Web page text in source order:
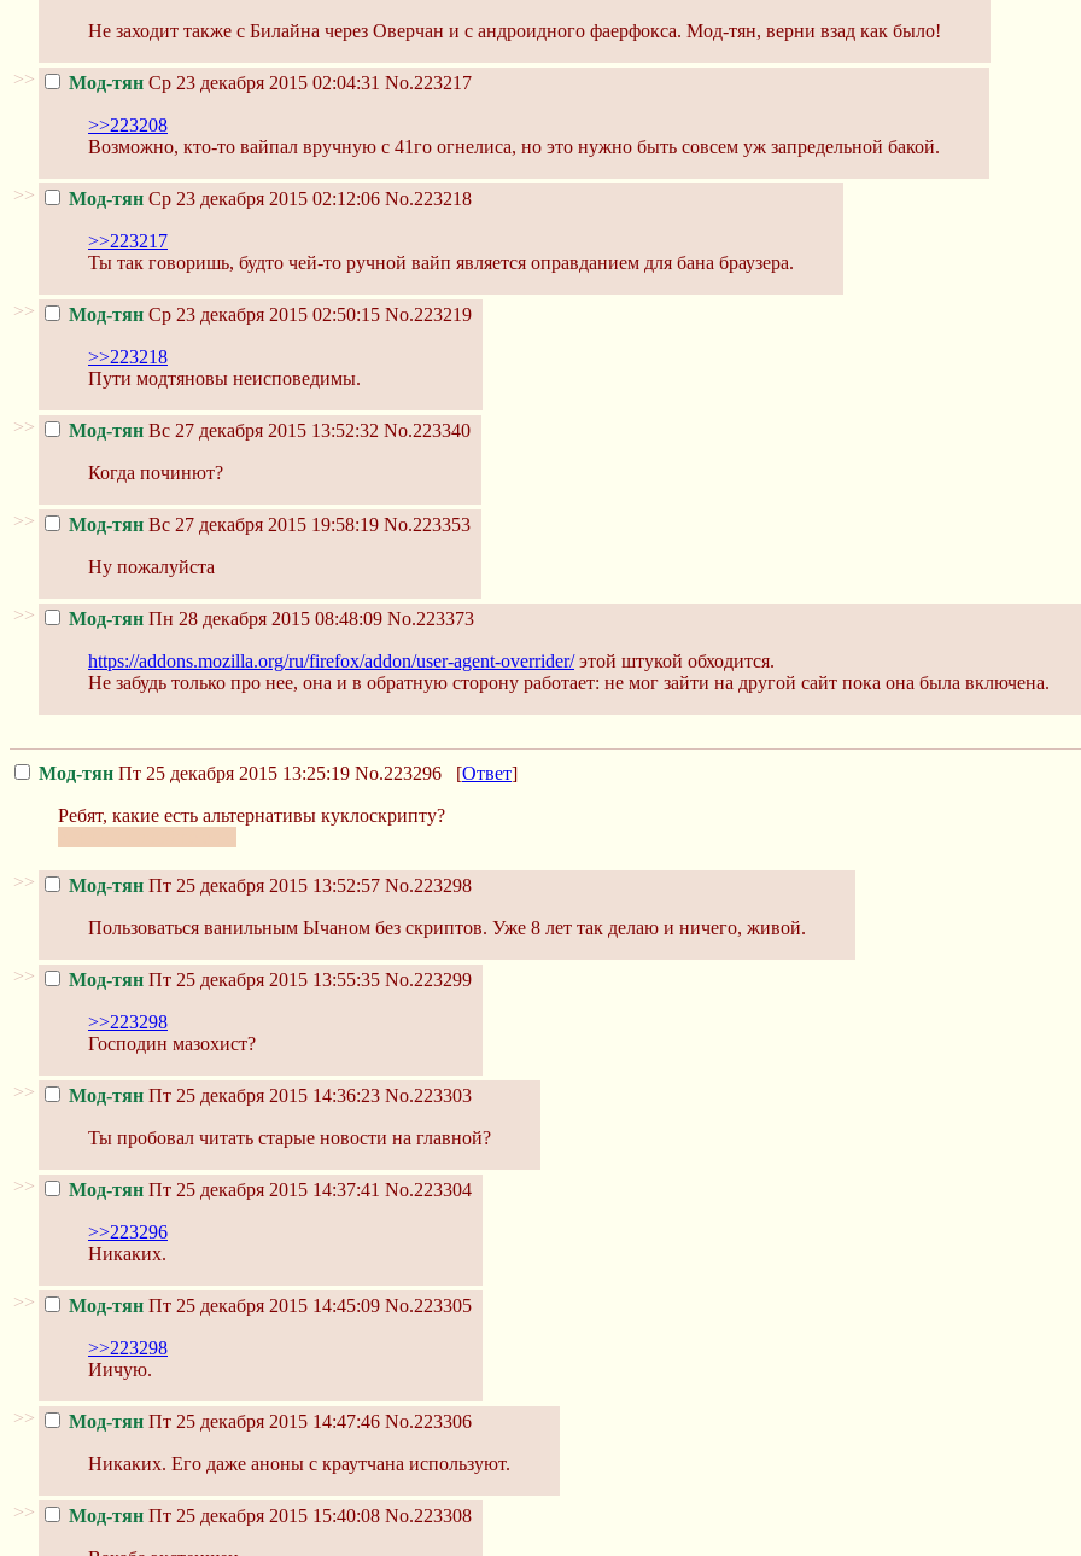
Не заходит также с Билайна через Оверчан и с андроидного фаерфокса. Мод-тян, верни взад как было!
>> Мод-тян Ср 23 декабря 2015 02:04:31 No.223217
>>223208
Возможно, кто-то вайпал вручную с 41го огнелиса, но это нужно быть совсем уж запредельной бакой.
>> Мод-тян Ср 23 декабря 2015 02:12:06 No.223218
>>223217
Ты так говоришь, будто чей-то ручной вайп является оправданием для бана браузера.
>> Мод-тян Ср 23 декабря 2015 02:50:15 No.223219
>>223218
Пути модтяновы неисповедимы.
>> Мод-тян Вс 27 декабря 2015 13:52:32 No.223340
Когда починют?
>> Мод-тян Вс 27 декабря 2015 19:58:19 No.223353
Ну пожалуйста
>> Мод-тян Пн 28 декабря 2015 08:48:09 No.223373
https://addons.mozilla.org/ru/firefox/addon/user-agent-overrider/этой штукой обходится.
Не забудь только про нее, она и в обратную сторону работает: не мог зайти на другой сайт пока она была включена.
Мод-тян Пт 25 декабря 2015 13:25:19 No.223296 [Ответ]
Ребят, какие есть альтернативы куклоскрипту?
>> Мод-тян Пт 25 декабря 2015 13:52:57 No.223298
Пользоваться ванильным Ычаном без скриптов. Уже 8 лет так делаю и ничего, живой.
>> Мод-тян Пт 25 декабря 2015 13:55:35 No.223299
>>223298
Господин мазохист?
>> Мод-тян Пт 25 декабря 2015 14:36:23 No.223303
Ты пробовал читать старые новости на главной?
>> Мод-тян Пт 25 декабря 2015 14:37:41 No.223304
>>223296
Никаких.
>> Мод-тян Пт 25 декабря 2015 14:45:09 No.223305
>>223298
Иичую.
>> Мод-тян Пт 25 декабря 2015 14:47:46 No.223306
Никаких. Его даже аноны с краутчана используют.
>> Мод-тян Пт 25 декабря 2015 15:40:08 No.223308